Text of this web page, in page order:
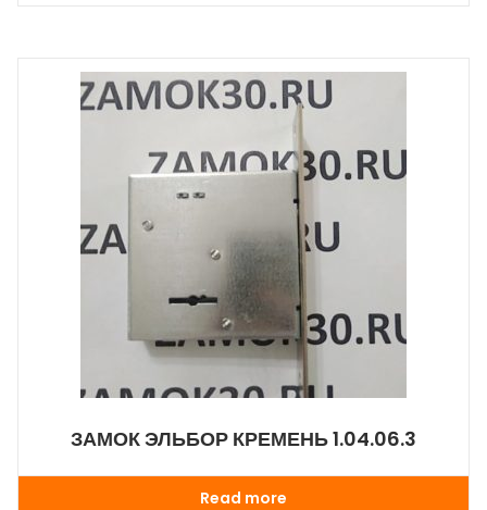
ЗАМОК ЭЛЬБОР КРЕМЕНЬ 1.04.06.3
Read more